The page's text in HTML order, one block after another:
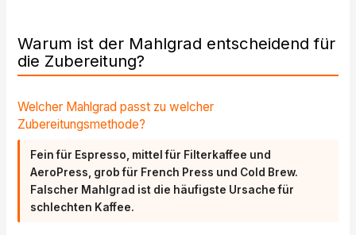
Warum ist der Mahlgrad entscheidend für
die Zubereitung?
Welcher Mahlgrad passt zu welcher
Zubereitungsmethode?
Fein für Espresso, mittel für Filterkaffee und
AeroPress, grob für French Press und Cold Brew.
Falscher Mahlgrad ist die häufigste Ursache für
schlechten Kaffee.